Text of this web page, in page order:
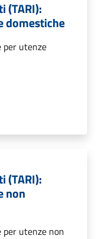
(TARI):
domestiche
per utenze
(TARI):
non
per utenze non